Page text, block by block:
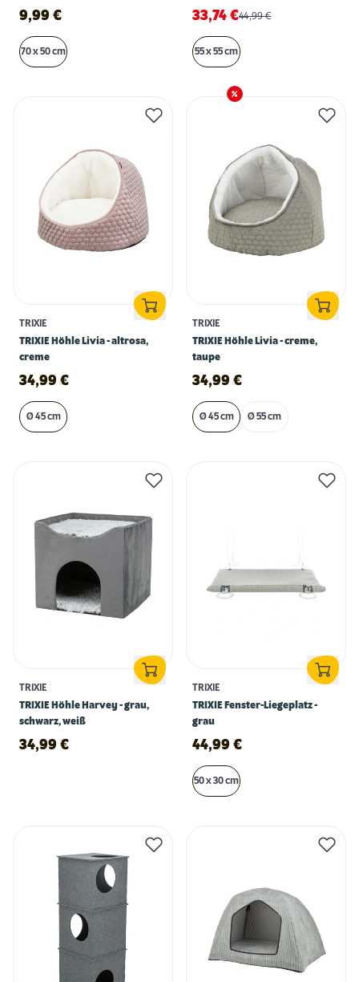
9,99 €
70 x 50 cm
33,74 €44,99€
55 x 55 cm
TRIXIE
TRIXIE Höhle Livia - altrosa,
creme
34,99 €
Ø 45 cm
TRIXIE
TRIXIE Höhle Livia - creme,
taupe
34,99 €
Ø 45 cm Ø 55 cm
TRIXIE
TRIXIE Höhle Harvey - grau,
schwarz, weiß
34,99 €
TRIXIE
TRIXIE Fenster-Liegeplatz -
grau
44,99 €
50 x 30 cm